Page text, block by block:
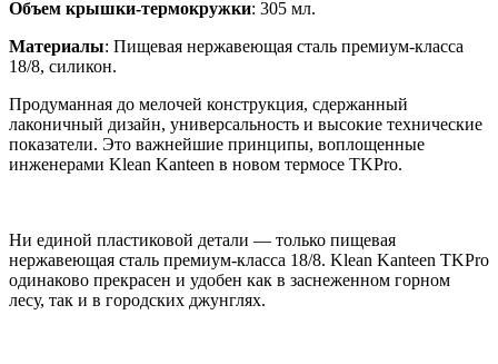
Объем крышки-термокружки: 305 мл.
Материалы: Пищевая нержавеющая сталь премиум-класса
18/8, силикон.
Продуманная до мелочей конструкция, сдержанный
лаконичный дизайн, универсальность и высокие технические
показатели. Это важнейшие принципы, воплощенные
инженерами Klean Kanteen в новом термосе TKPro.
Ни единой пластиковой детали — только пищевая
нержавеющая сталь премиум-класса 18/8. Klean Kanteen TKPro
одинаково прекрасен и удобен как в заснеженном горном
лесу, так и в городских джунглях.